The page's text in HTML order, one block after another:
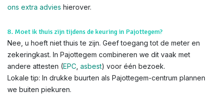
ons extra advies hierover.
8. Moet ik thuis zijn tijdens de keuring in Pajottegem?
Nee, u hoeft niet thuis te zijn. Geef toegang tot de meter en
zekeringkast. In Pajottegem combineren we dit vaak met
andere attesten (EPC asbest) voor één bezoek.
Lokale tip: In drukke buurten als Pajottegem-centrum plannen
we buiten piekuren.